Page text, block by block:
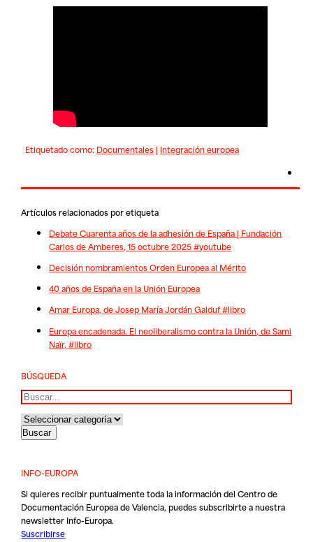
Etiquetado como: Documentales| Integración europea
Artículos relacionados por etiqueta
Debate Cuarenta años de la adhesión de España | Fundación
Carlos de Amberes, 15 octubre 2025 #youtube
Decisión nombramientos Orden Europea al Mérito
40 años de España en la Unión Europea
Amar Europa, de Josep María Jordán Galduf #libro
Europa encadenada. El neoliberalismo contra la Unión, de Sami
Naïr, #libro
BÚSQUEDA
Buscar
INFO-EUROPA
Si quieres recibir puntualmente toda la información del Centro de
Documentación Europea de Valencia, puedes subscribirte a nuestra
newsletter Info-Europa.
Suscribirse